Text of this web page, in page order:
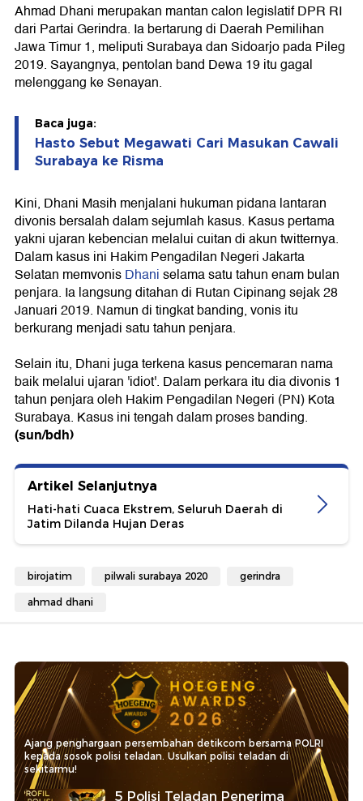
Ahmad Dhani merupakan mantan calon legislatif DPR RI
dari Partai Gerindra. Ia bertarung di Daerah Pemilihan
Jawa Timur 1, meliputi Surabaya dan Sidoarjo pada Pileg
2019. Sayangnya, pentolan band Dewa 19 itu gagal
melenggang ke Senayan.
Baca juga:
Hasto Sebut Megawati Cari Masukan Cawali
Surabaya ke Risma
Kini, Dhani Masih menjalani hukuman pidana lantaran
divonis bersalah dalam sejumlah kasus. Kasus pertama
yakni ujaran kebencian melalui cuitan di akun twitternya.
Dalam kasus ini Hakim Pengadilan Negeri Jakarta
Selatan memvonisDhaniselama satu tahun enam bulan
penjara. Ia langsung ditahan di Rutan Cipinang sejak 28
Januari 2019. Namun di tingkat banding, vonis itu
berkurang menjadi satu tahun penjara.
Selain itu, Dhani juga terkena kasus pencemaran nama
baik melalui ujaran 'idiot'. Dalam perkara itu dia divonis 1
tahun penjara oleh Hakim Pengadilan Negeri (PN) Kota
Surabaya. Kasus ini tengah dalam proses banding.
(sun/bdh)
Artikel Selanjutnya
Hati-hati Cuaca Ekstrem, Seluruh Daerah di
Jatim Dilanda Hujan Deras
birojatim pilwali surabaya 2020 gerindra
ahmad dhani
Ajang penghargaan persembahan detikcom bersama POLRI
kepada sosok polisi teladan. Usulkan polisi teladan di
sekitarmu!
5 Polisi Teladan Penerima